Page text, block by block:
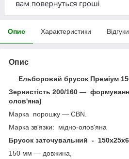
Опис Характеристики
Опис
Ельборовий брусок Преміум
Зернистість 200/160 —
олов'яна)
Марка порошку — СBN.
Марка зв'язки: мідно-олов'яна
Брусок заточувальний -
150 мм — довжина,